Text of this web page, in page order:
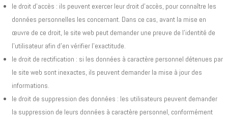
le droit d’accès : ils peuvent exercer leur droit d'accès, pour connaître les
données personnelles les concernant. Dans ce cas, avant la mise en
œuvre de ce droit, le site web peut demander une preuve de l'identité de
l'utilisateur afin d'en vérifier l'exactitude.
le droit de rectification : si les données à caractère personnel détenues par
le site web sont inexactes, ils peuvent demander la mise à jour des
informations.
le droit de suppression des données : les utilisateurs peuvent demander
la suppression de leurs données à caractère personnel, conformément